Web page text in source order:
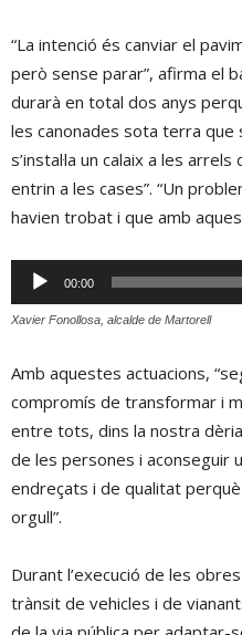
“La intenció és canviar el
però sense parar”, afirma el
durarà en total dos anys
les canonades sota terra que
s’instal·la un calaix a les
entrin a les cases”. “Un
havien trobat i que amb
Reproductor
d'àudio
00:00
Xavier Fonollosa, alcalde de Martorell
Amb aquestes actuacions,
compromís de transformar i
entre tots, dins la nostra
de les persones i aconseguir
endreçats i de qualitat
orgull”.
Durant l’execució de les
trànsit de vehicles i de